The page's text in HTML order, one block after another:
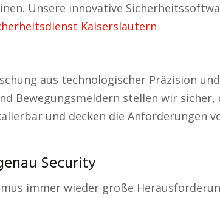
Unsere innovative
Kaiserslautern
aus technologischer Präzision
Bewegungsmeldern stellen wir
und decken die Anforderungen
Security
immer wieder große